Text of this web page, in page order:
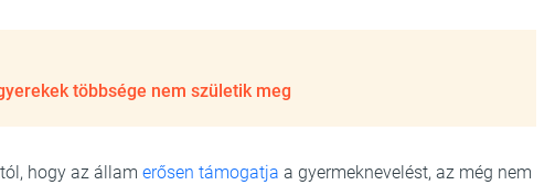
többsége nem születik meg
hogy az állam erősen támogatja a gyermeknevelést, az még nem